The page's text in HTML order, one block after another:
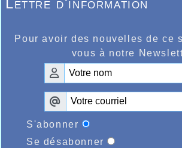
jeunes de l’AHVL avaient fat
il fallait retenir les 3.31.19
Hugo Backelant, et les
benjamine fille Elyne Dupont
également.
Lettre d'information
Pour avoir des nouvelles de ce
vous à notre
S'abonner
Se désabonner